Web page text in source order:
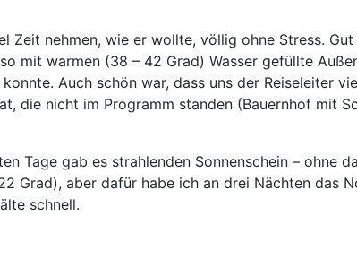
Zeit nehmen, wie er wollte, völlig ohne Stress.
mit warmen (38 – 42 Grad) Wasser gefüllte
Auch schön war, dass uns der Reiseleiter
die nicht im Programm standen (Bauernhof mit
Tage gab es strahlenden Sonnenschein – ohne
Grad), aber dafür habe ich an drei Nächten das
schnell.